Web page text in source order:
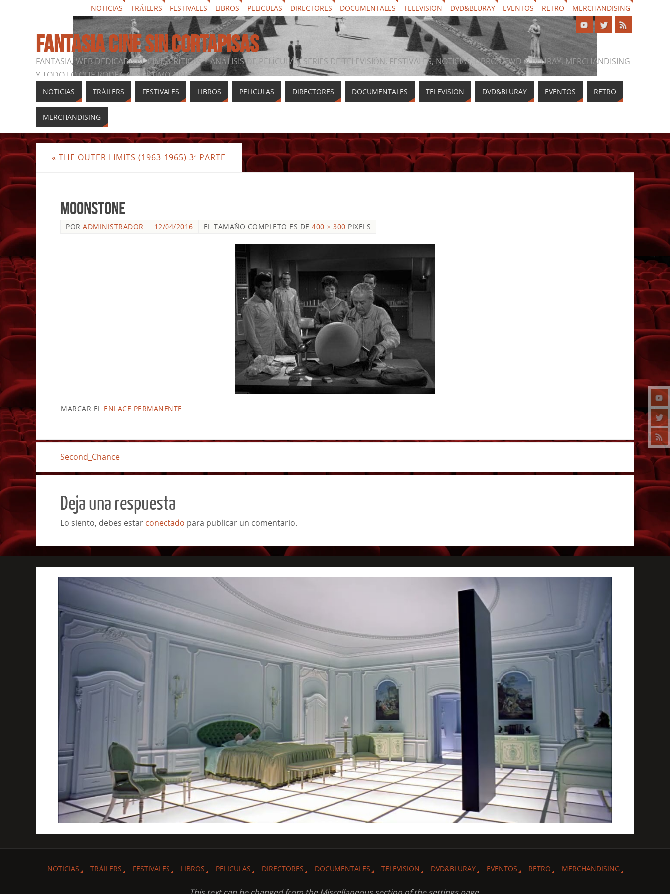
NOTICIAS TRÁILERS FESTIVALES LIBROS PELICULAS DIRECTORES DOCUMENTALES TELEVISION DVD&BLURAY EVENTOS RETRO MERCHANDISING
FANTASIA CINE SIN CORTAPISAS
FANTASIA, WEB DEDICADA AL CINE, CRÍTICAS Y ANÁLISIS DE PELÍCULAS, SERIES DE TELEVISIÓN, FESTIVALES, NOTICIAS, LIBROS, DVD & BLURAY, MERCHANDISING
Y TODO LO QUE RODEA AL SÉPTIMO ARTE
NOTICIAS TRÁILERS FESTIVALES LIBROS PELICULAS DIRECTORES DOCUMENTALES TELEVISION DVD&BLURAY EVENTOS RETRO
MERCHANDISING
« THE OUTER LIMITS (1963-1965) 3ª PARTE
Moonstone
POR ADMINISTRADOR 12/04/2016 EL TAMAÑO COMPLETO ES DE 400 × 300 PIXELS
MARCAR EL ENLACE PERMANENTE
Second_Chance
Deja una respuesta
Lo siento, debes estar conectado para publicar un comentario.
NOTICIAS TRÁILERS FESTIVALES LIBROS PELICULAS DIRECTORES DOCUMENTALES TELEVISION DVD&BLURAY EVENTOS RETRO MERCHANDISING